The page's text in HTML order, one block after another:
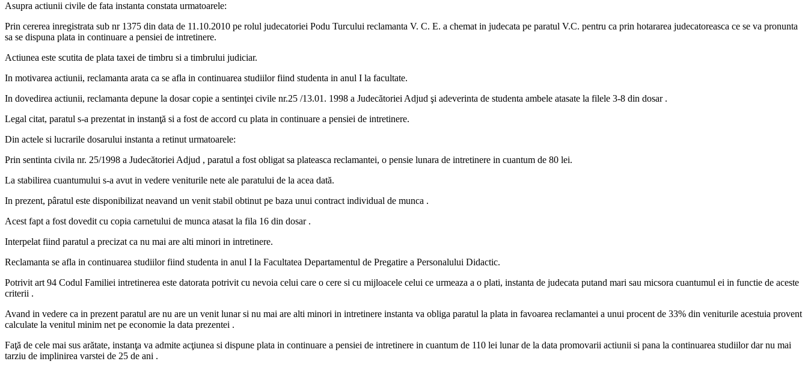
Asupra actiunii civile de fata instanta constata urmatoarele:
Prin cererea inregistrata sub nr 1375 din data de 11.10.2010 pe rolul judecatoriei Podu Turcului reclamanta V. C. E. a chemat in judecata pe paratul V.C. pentru ca prin hotararea judecatoreasca ce se va pronunta
sa se dispuna plata in continuare a pensiei de intretinere.
Actiunea este scutita de plata taxei de timbru si a timbrului judiciar.
In motivarea actiunii, reclamanta arata ca se afla in continuarea studiilor fiind studenta in anul I la facultate.
In dovedirea actiunii, reclamanta depune la dosar copie a sentinţei civile nr.25 /13.01. 1998 a Judecătoriei Adjud şi adeverinta de studenta ambele atasate la filele 3-8 din dosar .
Legal citat, paratul s-a prezentat in instanţă si a fost de accord cu plata in continuare a pensiei de intretinere.
Din actele si lucrarile dosarului instanta a retinut urmatoarele:
Prin sentinta civila nr. 25/1998 a Judecătoriei Adjud , paratul a fost obligat sa plateasca reclamantei, o pensie lunara de intretinere in cuantum de 80 lei.
La stabilirea cuantumului s-a avut in vedere veniturile nete ale paratului de la acea dată.
In prezent, pâratul este disponibilizat neavand un venit stabil obtinut pe baza unui contract individual de munca .
Acest fapt a fost dovedit cu copia carnetului de munca atasat la fila 16 din dosar .
Interpelat fiind paratul a precizat ca nu mai are alti minori in intretinere.
Reclamanta se afla in continuarea studiilor fiind studenta in anul I la Facultatea Departamentul de Pregatire a Personalului Didactic.
Potrivit art 94 Codul Familiei intretinerea este datorata potrivit cu nevoia celui care o cere si cu mijloacele celui ce urmeaza a o plati, instanta de judecata putand mari sau micsora cuantumul ei in functie de aceste
criterii .
Avand in vedere ca in prezent paratul are nu are un venit lunar si nu mai are alti minori in intretinere instanta va obliga paratul la plata in favoarea reclamantei a unui procent de 33% din veniturile acestuia provent
calculate la venitul minim net pe economie la data prezentei .
Faţă de cele mai sus arătate, instanţa va admite acţiunea si dispune plata in continuare a pensiei de intretinere in cuantum de 110 lei lunar de la data promovarii actiunii si pana la continuarea studiilor dar nu mai
tarziu de implinirea varstei de 25 de ani .